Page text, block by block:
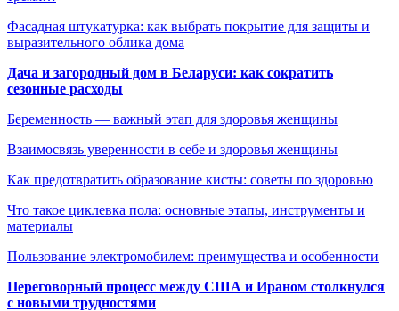
Фасадная штукатурка: как выбрать покрытие для защиты и
выразительного облика дома
Дача и загородный дом в Беларуси: как сократить
сезонные расходы
Беременность — важный этап для здоровья женщины
Взаимосвязь уверенности в себе и здоровья женщины
Как предотвратить образование кисты: советы по здоровью
Что такое циклевка пола: основные этапы, инструменты и
материалы
Пользование электромобилем: преимущества и особенности
Переговорный процесс между США и Ираном столкнулся
с новыми трудностями